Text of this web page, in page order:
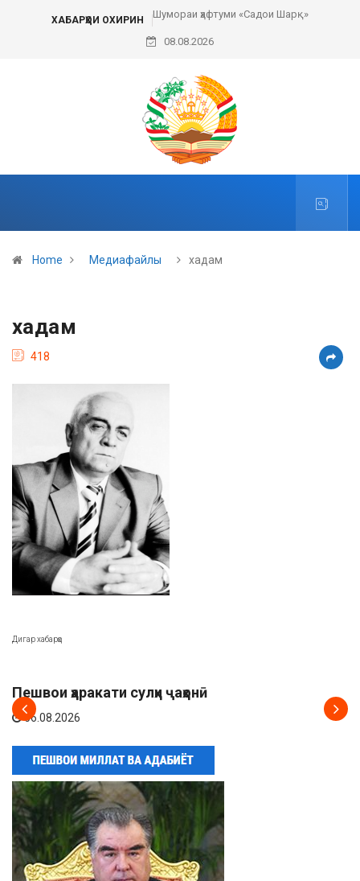
ХАБАРҲОИ ОХИРИН Шумораи ҳафтуми «Садои Шарқ»
08.08.2026
Home Медиафайлы хадам
хадам
418
Дигар хабарҳо
Пешвои ҳаракати сулҳи ҷаҳонӣ
06.08.2026